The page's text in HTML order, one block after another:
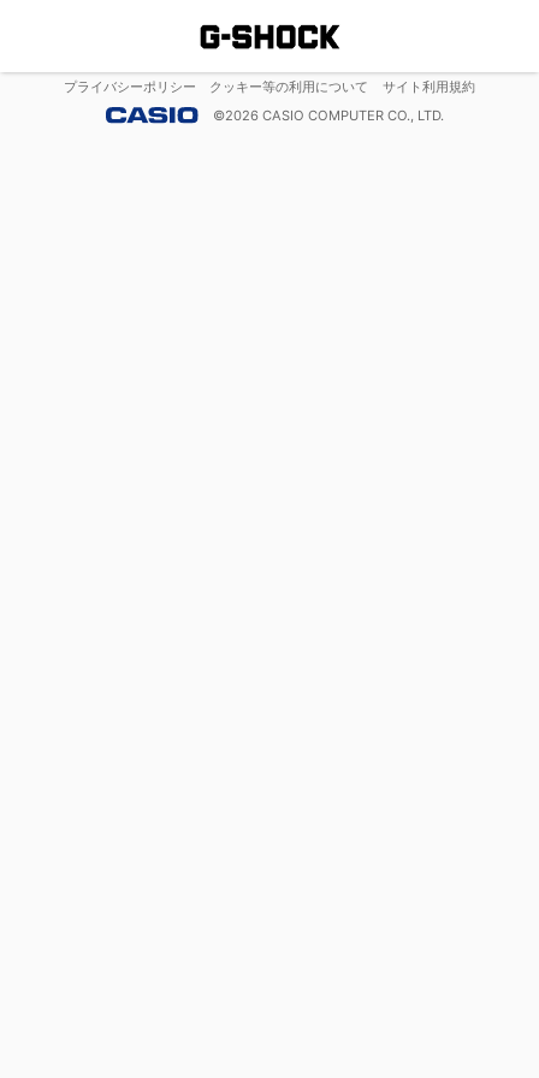
プライバシーポリシー クッキー等の利用について
サイト利用規約
©2026 CASIO COMPUTER CO., LTD.